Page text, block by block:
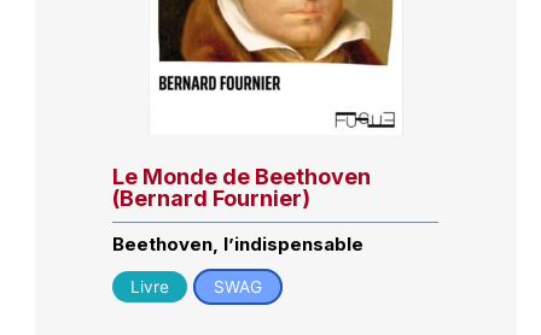
Le Monde de Beethoven
(Bernard Fournier)
Beethoven, l’indispensable
Livre SWAG